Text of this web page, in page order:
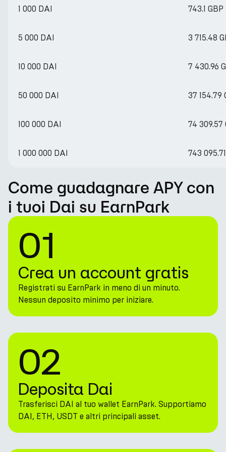
1 000 DAI 743.1 GBP
5 000 DAI 3 715.48
10 000 DAI 7 430.96
50 000 DAI 37 154.79
100 000 DAI 74 309.57
1 000 000 DAI 743
Come guadagnare APY con
i tuoi Dai su EarnPark
01
Crea un account gratis
Registrati su EarnPark in meno di un minuto.
Nessun deposito minimo per iniziare.
02
Deposita Dai
Trasferisci DAI al tuo wallet EarnPark. Supportiamo
DAI, ETH, USDT e altri principali asset.